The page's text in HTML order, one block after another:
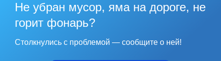
Не убран мусор, яма на дороге, не
горит фонарь?
Столкнулись с проблемой — сообщите о ней!